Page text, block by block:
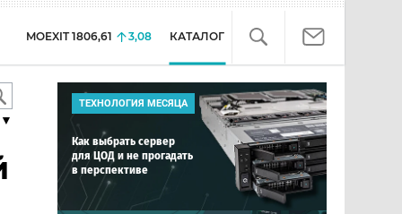
MOEXIT 1806,61 3,08 КАТАЛОГ
ТЕХНОЛОГИЯ МЕСЯЦА
Как выбрать сервер
для ЦОД и не прогадать
в перспективе